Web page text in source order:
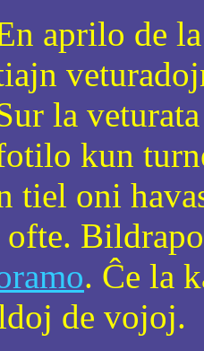
aprilo de
la
kun
tiel oni
. Ĉe la
de vojoj.